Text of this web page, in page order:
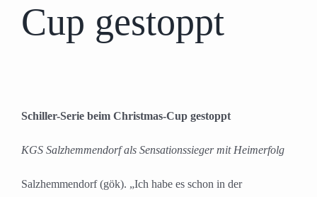
Cup gestoppt
Schiller-Serie beim Christmas-Cup gestoppt
KGS Salzhemmendorf als Sensationssieger mit Heimerfolg
Salzhemmendorf (gök). „Ich habe es schon in der